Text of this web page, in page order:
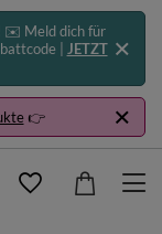
✉️ Meld dich für
| JETZT
👉